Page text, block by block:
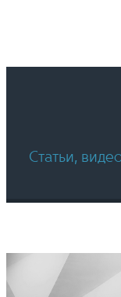
Статьи,